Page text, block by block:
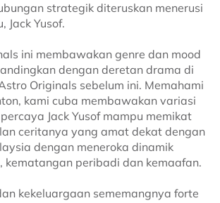
strategik diteruskan menerusi
Jack Yusof.
ini membawakan genre dan mood
dengan deretan drama di
Originals sebelum ini. Memahami
kami cuba membawakan variasi
Jack Yusof mampu memikat
ceritanya yang amat dekat dengan
dengan meneroka dinamik
kematangan peribadi dan kemaafan.
kekeluargaan sememangnya forte